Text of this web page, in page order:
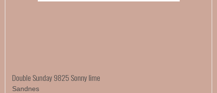
Double Sunday 9825 Sonny lime
Sandnes